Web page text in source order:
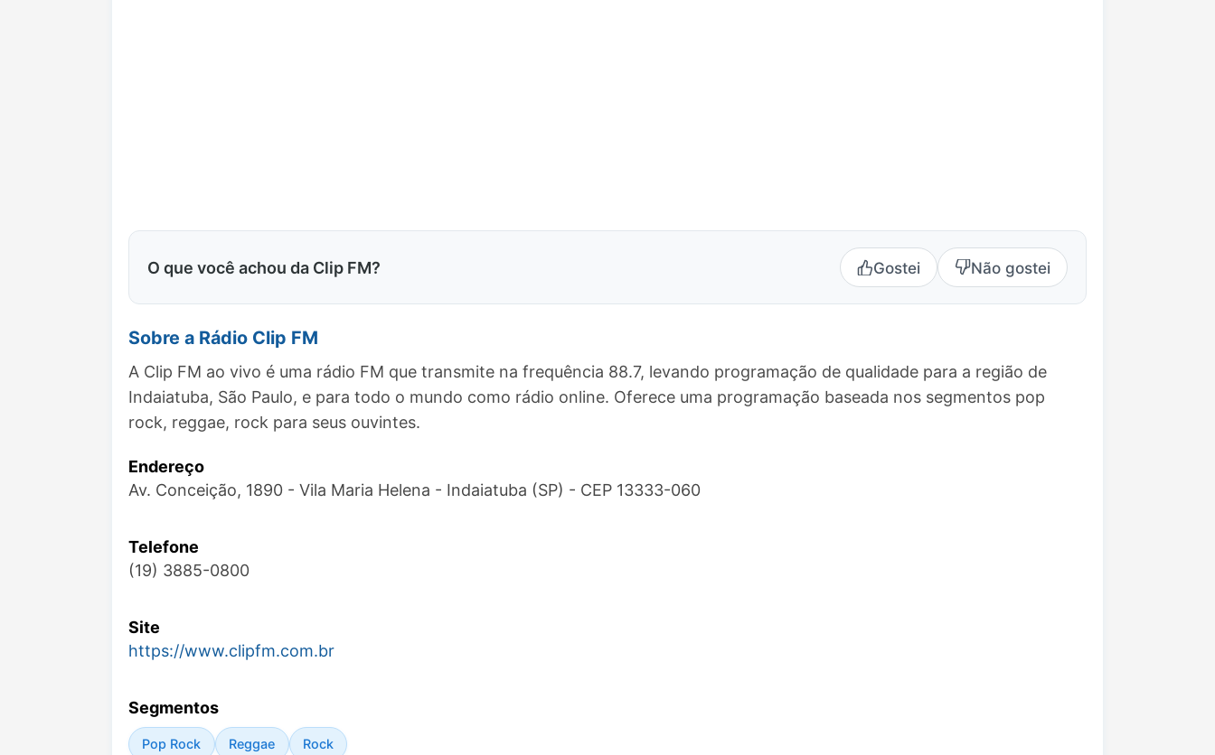
O que você achou da Clip FM? Gostei Não gostei
Sobre a Rádio Clip FM
A Clip FM ao vivo é uma rádio FM que transmite na frequência 88.7, levando programação de qualidade para a região de
Indaiatuba, São Paulo, e para todo o mundo como rádio online. Oferece uma programação baseada nos segmentos pop
rock, reggae, rock para seus ouvintes.
Endereço
Av. Conceição, 1890 - Vila Maria Helena - Indaiatuba (SP) - CEP 13333-060
Telefone
(19) 3885-0800
Site
https://www.clipfm.com.br
Segmentos
Pop Rock Reggae Rock